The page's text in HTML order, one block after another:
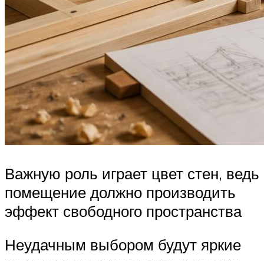
Важную роль играет цвет стен, ведь
помещение должно производить
эффект свободного пространства
Неудачным выбором будут яркие